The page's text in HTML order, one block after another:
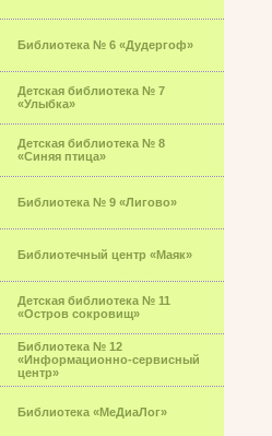
Библиотека № 6 «Дудергоф»
Детская библиотека № 7
«Улыбка»
Детская библиотека № 8
«Синяя птица»
Библиотека № 9 «Лигово»
Библиотечный центр «Маяк»
Детская библиотека № 11
«Остров сокровищ»
Библиотека № 12
«Информационно-сервисный
центр»
Библиотека «МеДиаЛог»